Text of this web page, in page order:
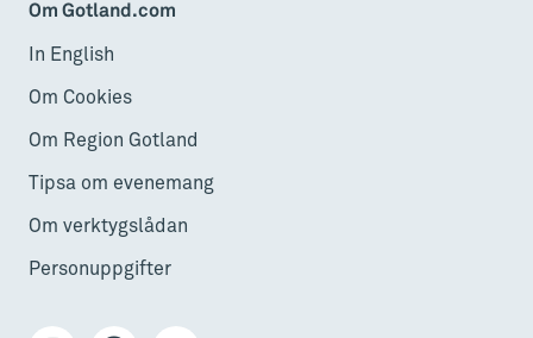
Om Gotland.com
In English
Om Cookies
Om Region Gotland
Tipsa om evenemang
Om verktygslådan
Personuppgifter